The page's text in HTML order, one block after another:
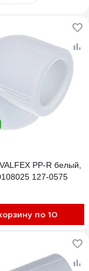
PP-R белый,
127-0575
по 10